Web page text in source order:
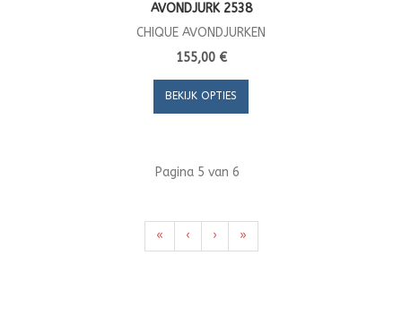
AVONDJURK 2538
CHIQUE AVONDJURKEN
155,00 €
BEKIJK OPTIES
Pagina 5 van 6
« ‹ › »